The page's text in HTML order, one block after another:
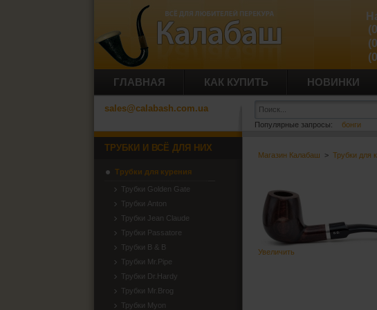
ГЛАВНАЯ КАК КУПИТЬ НОВИНКИ
sales@calabash.com.ua
Популярные запросы: бонги
Магазин Калабаш > Трубки для
Увеличить
ТРУБКИ И ВСЁ ДЛЯ НИХ
Трубки для курения
Трубки Golden Gate
Трубки Anton
Трубки Jean Claude
Трубки Passatore
Трубки B & B
Трубки Mr.Pipe
Трубки Dr.Hardy
Трубки Mr.Brog
Трубки Myon